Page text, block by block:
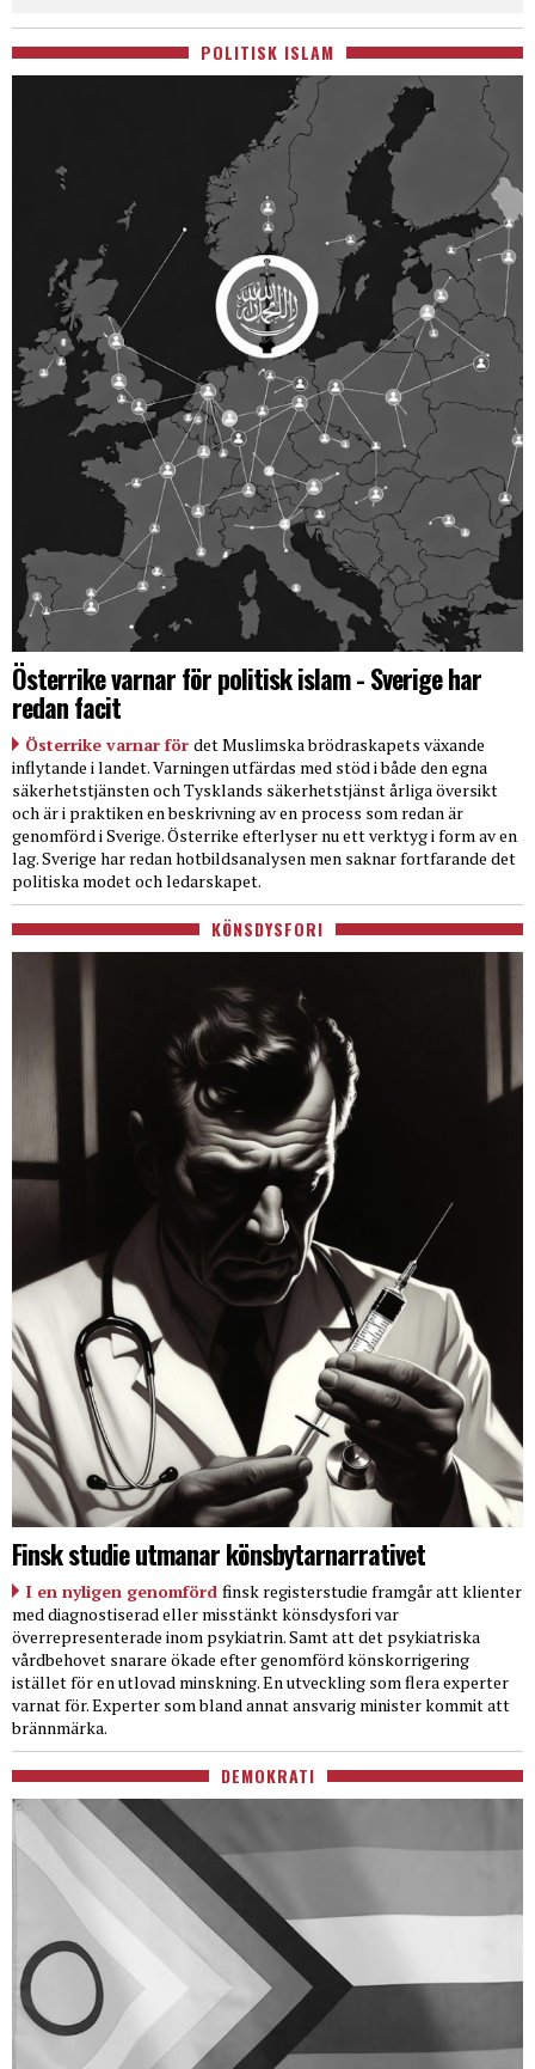
POLITISK ISLAM
Österrike varnar för politisk islam - Sverige har
redan facit
Österrike varnar för det Muslimska brödraskapets växande
inflytande i landet. Varningen utfärdas med stöd i både den egna
säkerhetstjänsten och Tysklands säkerhetstjänst årliga översikt
och är i praktiken en beskrivning av en process som redan är
genomförd i Sverige. Österrike efterlyser nu ett verktyg i form av en
lag. Sverige har redan hotbildsanalysen men saknar fortfarande det
politiska modet och ledarskapet.
KÖNSDYSFORI
Finsk studie utmanar könsbytarnarrativet
I en nyligen genomförd finsk registerstudie framgår att klienter
med diagnostiserad eller misstänkt könsdysfori var
överrepresenterade inom psykiatrin. Samt att det psykiatriska
vårdbehovet snarare ökade efter genomförd könskorrigering
istället för en utlovad minskning. En utveckling som flera experter
varnat för. Experter som bland annat ansvarig minister kommit att
brännmärka.
DEMOKRATI